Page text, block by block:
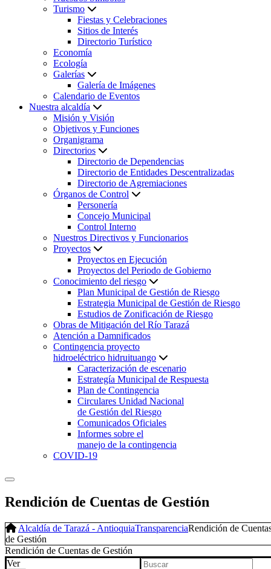
Turismo
Fiestas y Celebraciones
Sitios de Interés
Directorio Turístico
Economía
Ecología
Galerías
Galería de Imágenes
Calendario de Eventos
Nuestra alcaldía
Misión y Visión
Objetivos y Funciones
Organigrama
Directorios
Directorio de Dependencias
Directorio de Entidades Descentralizadas
Directorio de Agremiaciones
Órganos de Control
Personería
Concejo Municipal
Control Interno
Nuestros Directivos y Funcionarios
Proyectos
Proyectos en Ejecución
Proyectos del Periodo de Gobierno
Conocimiento del riesgo
Plan Municipal de Gestión de Riesgo
Estrategia Municipal de Gestión de Riesgo
Estudios de Zonificación de Riesgo
Obras de Mitigación del Río Tarazá
Atención a Damnificados
Contingencia proyecto
hidroeléctrico hidruituango
Caracterización de escenario
Estrategía Municipal de Respuesta
Plan de Contingencia
Circulares Unidad Nacional
de Gestión del Riesgo
Comunicados Oficiales
Informes sobre el
manejo de la contingencia
COVID-19
Rendición de Cuentas de Gestión
Alcaldía de Tarazá - AntioquiaTransparenciaRendición de
de Gestión
Rendición de Cuentas de Gestión​
Ver